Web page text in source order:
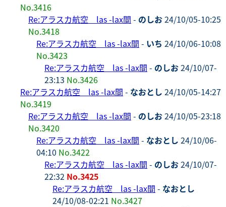
No.3416
Re:アラスカ航空 las -lax間 - のしお24/10/05-10:25
No.3418
Re:アラスカ航空 las -lax間 - いち 24/10/06-10:08
No.3423
Re:アラスカ航空 las -lax間 - のしお24/10/07-
23:13 No.3426
Re:アラスカ航空 las -lax間 - なおとし 24/10/05-14:27
No.3419
Re:アラスカ航空 las -lax間 - のしお24/10/05-23:18
No.3420
Re:アラスカ航空 las -lax間 - なおとし 24/10/06-
04:10 No.3422
Re:アラスカ航空 las -lax間 - のしお24/10/07-
22:32 No.3425
Re:アラスカ航空 las -lax間 - なおとし
24/10/08-02:21 No.3427